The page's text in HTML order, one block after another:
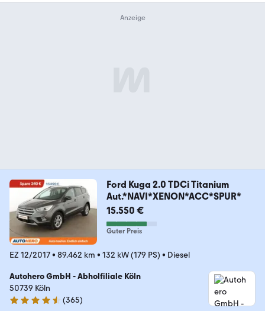
Ford Kuga 2.0 TDCi Titanium
Aut.*NAVI*XENON*ACC*SPUR*
15.550 €
Guter Preis
EZ 12/2017• 89.462 km • 132 kW (179 PS) • Diesel
Autohero GmbH - Abholfiliale Köln
50739 Köln
4.6 Sterne
(365)